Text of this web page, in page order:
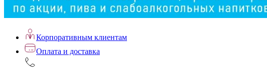
Корпоративным клиентам
Оплата и доставка